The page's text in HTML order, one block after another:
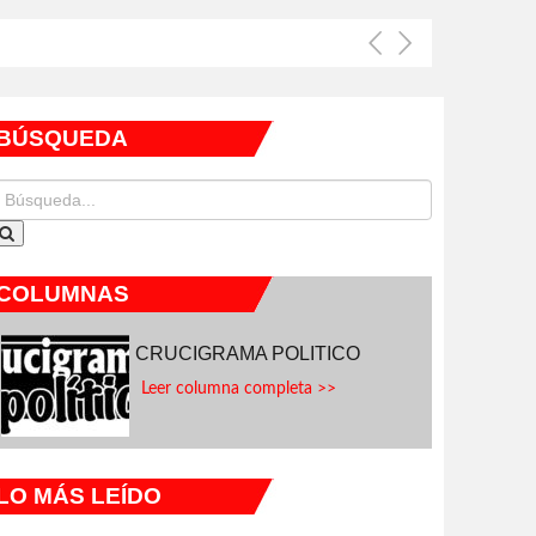
CRUCIGRAMA POLITICO
Leer columna completa >>
MÁS LEÍDO